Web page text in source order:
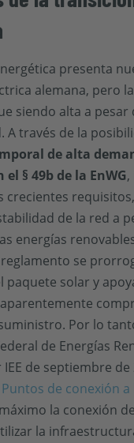
presenta
alemana, pero
siendo alta a pesar
A través de la
de alta
el § 49b de la EnWG
crecientes
de la red a
energías
se
paquete solar y
Por lo
de Energías
de septiembre de
Puntos de conexión a
la conexión
la